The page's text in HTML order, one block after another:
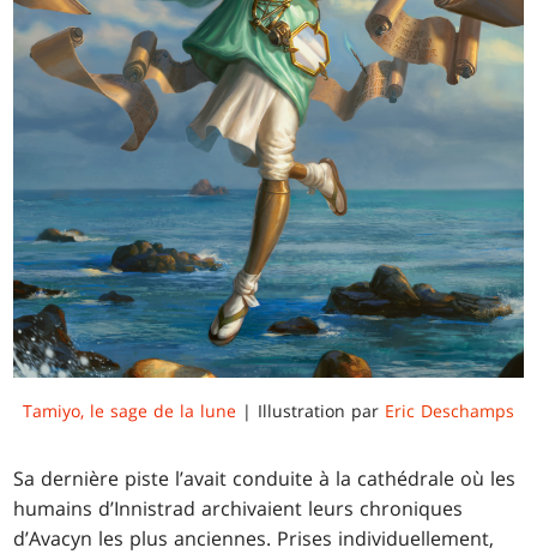
Tamiyo, le sage de la lune | Illustration par Eric Deschamps
Sa dernière piste l’avait conduite à la cathédrale où les
humains d’Innistrad archivaient leurs chroniques
d’Avacyn les plus anciennes. Prises individuellement,